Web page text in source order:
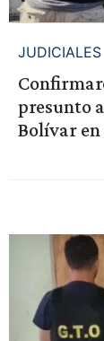
JUDICIALES
presunto
Bolívar en